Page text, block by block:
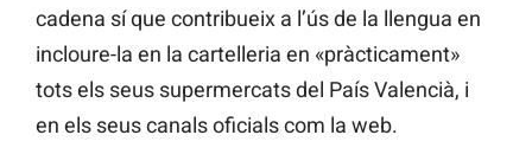
cadena sí que contribueix a l’ús de la llengua en
incloure-la en la cartelleria en «pràcticament»
tots els seus supermercats del País Valencià, i
en els seus canals oficials com la web.